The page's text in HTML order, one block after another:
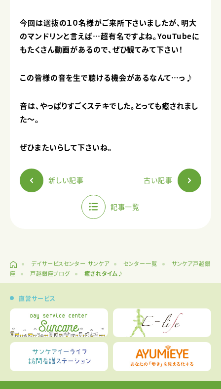
今回は選抜の１０名様がご来所下さいましたが、明大
のマンドリンと言えば…超有名ですよね。YouTubeに
もたくさん動画があるので、ぜひ観てみて下さい！
この皆様の音を生で聴ける機会があるなんて…っ♪
音は、やっぱりすごくステキでした。とっても癒されまし
た～。
ぜひまたいらして下さいね。
新しい記事 古い記事
記事一覧
デイサービスセンター サンケア センター一覧
サンケア戸越銀
座
戸越銀座ブログ 癒されタイム♪
直営サービス